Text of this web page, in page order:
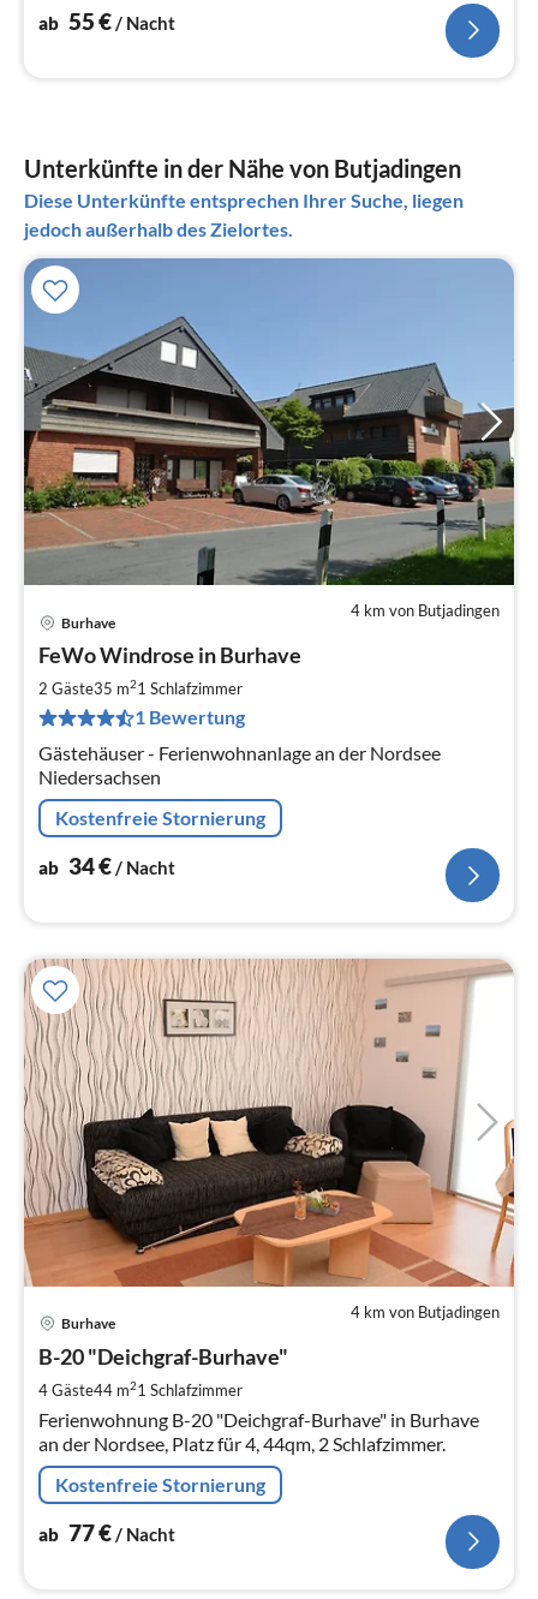
ab 55€/ Nacht
Unterkünfte in der Nähe von Butjadingen
Diese Unterkünfte entsprechen Ihrer Suche, liegen
jedoch außerhalb des Zielortes.
4 km von Butjadingen
Burhave
FeWo Windrose in Burhave
2 Gäste35 m21 Schlafzimmer
1 Bewertung
Gästehäuser - Ferienwohnanlage an der Nordsee
Niedersachsen
Kostenfreie Stornierung
ab 34€/ Nacht
4 km von Butjadingen
Burhave
B-20 "Deichgraf-Burhave"
4 Gäste44 m21 Schlafzimmer
Ferienwohnung B-20 "Deichgraf-Burhave" in Burhave
an der Nordsee, Platz für 4, 44qm, 2 Schlafzimmer.
Kostenfreie Stornierung
ab 77€/ Nacht